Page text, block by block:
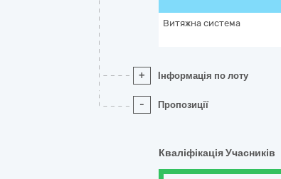
Витяжна система
+ Інформація по лоту
- Пропозиції
Кваліфікація Учасників